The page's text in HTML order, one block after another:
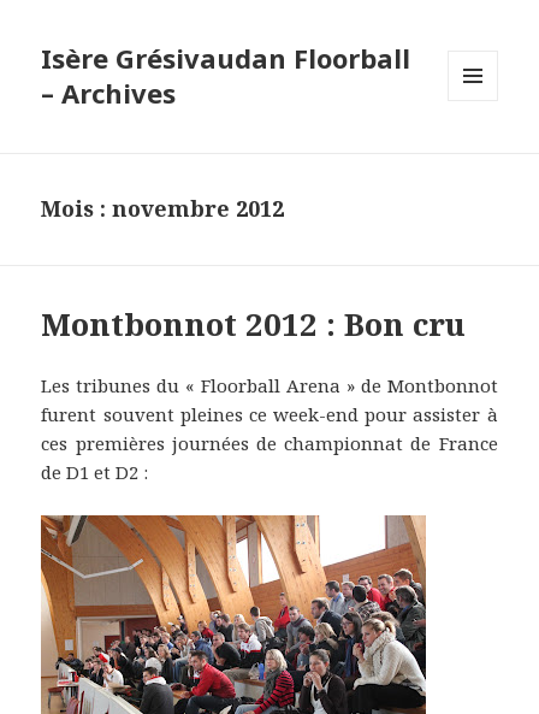
Isère Grésivaudan Floorball
– Archives
Mois : novembre 2012
Montbonnot 2012 : Bon cru
Les tribunes du « Floorball Arena » de Montbonnot
furent souvent pleines ce week-end pour assister à
ces premières journées de championnat de France
de D1 et D2 :